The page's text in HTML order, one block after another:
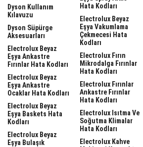
Dyson Kullanım
Kılavuzu
Dyson Süpürge
Aksesuarları
Electrolux Beyaz
Eşya Ankastre
Fırınlar Hata Kodları
Electrolux Beyaz
Eşya Ankastre
Ocaklar Hata Kodları
Electrolux Beyaz
Eşya Baskets Hata
Kodları
Electrolux Beyaz
Eşya Bulaşık
Hata Kodları
Electrolux Beyaz
Eşya Vakumlama
Çekmecesi Hata
Kodları
Electrolux Fırın
Mikrodalga Fırınlar
Hata Kodları
Electrolux Fırınlar
Ankastre Fırınlar
Hata Kodları
Electrolux Isıtma Ve
Soğutma Klimalar
Hata Kodları
Electrolux Kahve